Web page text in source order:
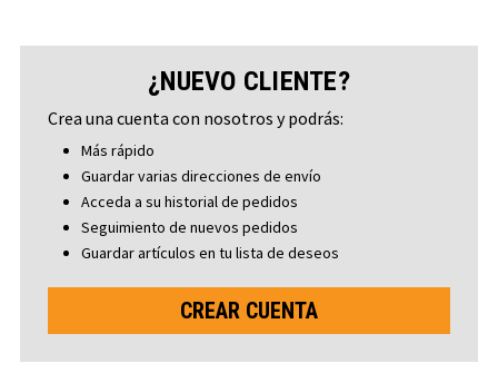
¿NUEVO CLIENTE?
Crea una cuenta con nosotros y podrás:
Más rápido
Guardar varias direcciones de envío
Acceda a su historial de pedidos
Seguimiento de nuevos pedidos
Guardar artículos en tu lista de deseos
CREAR CUENTA